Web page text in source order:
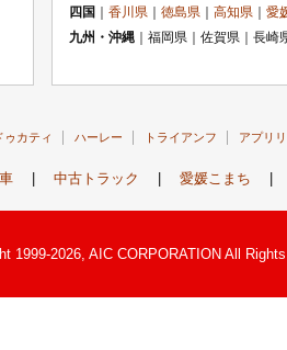
四国
香川県 徳島県 高知県
愛
九州・沖縄 ｜福岡県｜佐賀県｜長
ゥカティ ハーレー トライアンフ アプリ
中古トラック 愛媛こまち
1999-2026, AIC CORPORATION All